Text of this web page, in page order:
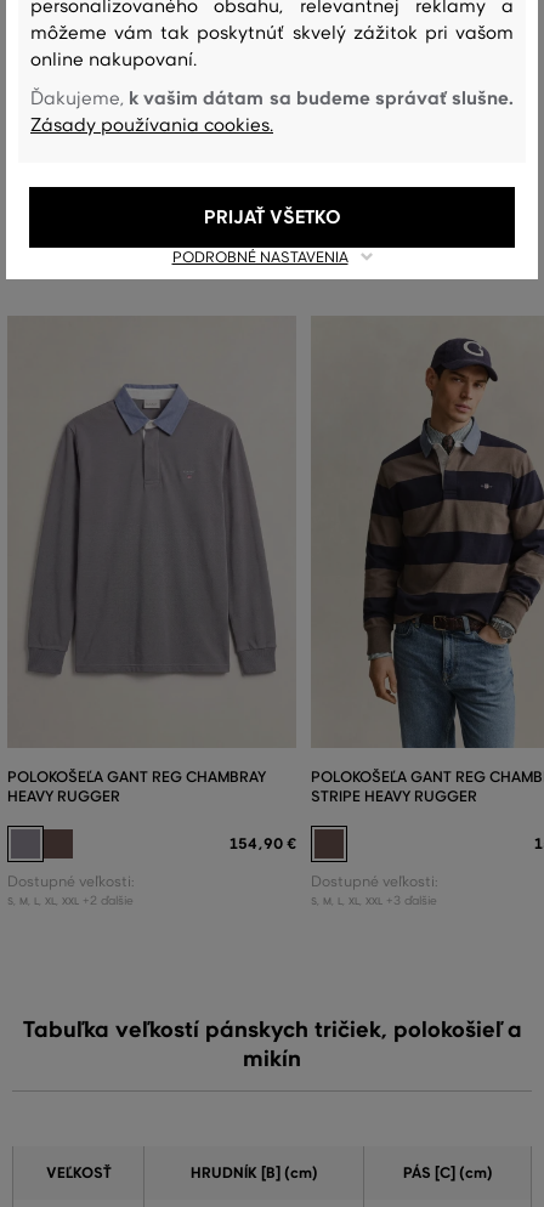
Starostlivosť
BIELENIE
Odporúčané produkty
POLOKOŠEĽA GANT REG CHAMBRAY
HEAVY RUGGER
154,90 €
Dostupné veľkosti:
S M L XL XXL +2 ďalšie
POLOKOŠEĽA GANT REG
STRIPE HEAVY RUGGER
Dostupné veľkosti:
S M L XL XXL +3 ďalšie
Tabuľka veľkostí pánskych tričiek, polokošieľ a
mikín
VEĽKOSŤ HRUDNÍK [B] (cm) PÁS [C] (cm)
personalizovaného obsahu, relevantnej reklamy a
môžeme vám tak poskytnúť skvelý zážitok pri vašom
online nakupovaní.
Ďakujeme, k vašim dátam sa budeme správať slušne.
Zásady používania cookies.
PODROBNÉ NASTAVENIA
PRIJAŤ VŠETKO